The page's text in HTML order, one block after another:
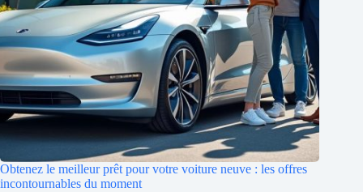
Obtenez le meilleur prêt pour votre voiture neuve : les offres
incontournables du moment